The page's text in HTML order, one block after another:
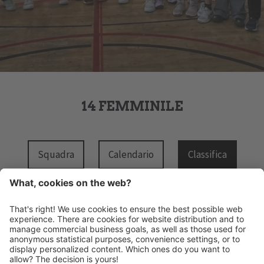
14 FEMMINILE
Squadra Calendario Classifica
HANDBALL MERAN ALPERIA
Via Lido 4
I-39012 Merano